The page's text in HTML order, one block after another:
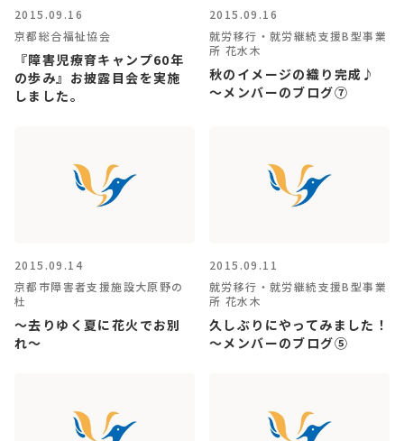
2015.09.16
京都総合福祉協会
『障害児療育キャンプ60年
の歩み』お披露目会を実施
しました。
2015.09.16
就労移行・就労継続支援B型事業
所 花水木
秋のイメージの織り完成♪
～メンバーのブログ⑦
2015.09.14
京都市障害者支援施設大原野の
杜
～去りゆく夏に花火でお別
れ～
2015.09.11
就労移行・就労継続支援B型事業
所 花水木
久しぶりにやってみました！
～メンバーのブログ⑤